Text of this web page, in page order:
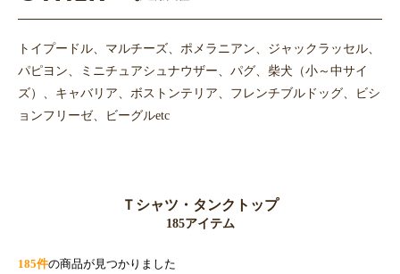
トイプードル、マルチーズ、ポメラニアン、ジャックラッセル、
パピヨン、ミニチュアシュナウザー、パグ、柴犬（小～中サイ
ズ）、キャバリア、ボストンテリア、フレンチブルドッグ、ビシ
ョンフリーゼ、ビーグルetc
Ｔシャツ・タンクトップ
185アイテム
185件の商品が見つかりました